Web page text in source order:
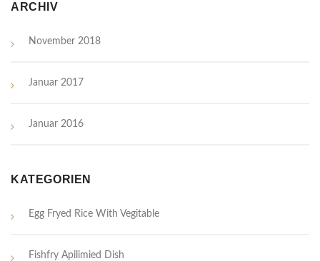
ARCHIV
November 2018
Januar 2017
Januar 2016
KATEGORIEN
Egg Fryed Rice With Vegitable
Fishfry Apilimied Dish